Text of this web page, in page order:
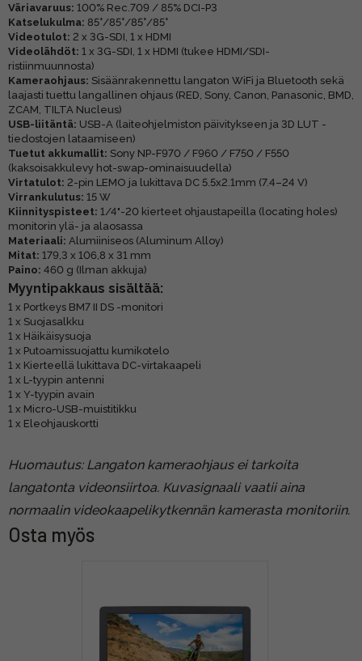
Väriavaruus: 100% Rec.709 / 85% DCI-P3
Katselukulma: 85°/85°/85°/85°
Videotulot: 2 x 3G-SDI, 1 x HDMI
Videolähdöt: 1 x 3G-SDI, 1 x HDMI (tukee HDMI/SDI-
ristiinmuunnosta)
Kameraohjaus: Sisäänrakennettu langaton WiFi ja Bluetooth sekä
laajasti tuettu langallinen ohjaus (RED, Sony, Canon, Panasonic, BMD,
ZCAM, TILTA Nucleus)
USB-liitäntä: USB-A (laiteohjelmiston päivitykseen ja 3D LUT -
tiedostojen lataamiseen)
Tuetut akkumallit: Sony NP-F970 / F960 / F750 / F550
(kaksoisakkulevy hot-swap-ominaisuudella)
Virtatulot: 2-pin LEMO ja lukittava DC 5.5x2.1mm (7.4–24 V)
Virrankulutus: 15 W
Kiinnityspisteet: 1/4"-20 kierteet ohjaustapeilla (locating holes)
monitorin ylä- ja alaosassa
Materiaali: Alumiiniseos (Aluminum Alloy)
Mitat: 179,3 x 106,8 x 31 mm
Paino: 460 g (Ilman akkuja)
Myyntipakkaus sisältää:
1 x Portkeys BM7 II DS -monitori
1 x Suojasalkku
1 x Häikäisysuoja
1 x Putoamissuojattu kumikotelo
1 x Kierteellä lukittava DC-virtakaapeli
1 x L-tyypin antenni
1 x Y-tyypin avain
1 x Micro-USB-muistitikku
1 x Eleohjauskortti
Huomautus: Langaton kameraohjaus ei tarkoita
langatonta videonsiirtoa. Kuvasignaali vaatii aina
normaalin videokaapelikytkennän kamerasta monitoriin.
Osta myös